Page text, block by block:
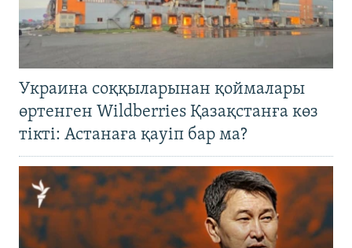
Украина соққыларынан қоймалары
өртенген Wildberries Қазақстанға көз
тікті: Астанаға қауіп бар ма?